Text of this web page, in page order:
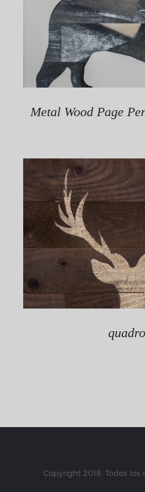
Metal Wood Page
Copyright 2018. Todos los